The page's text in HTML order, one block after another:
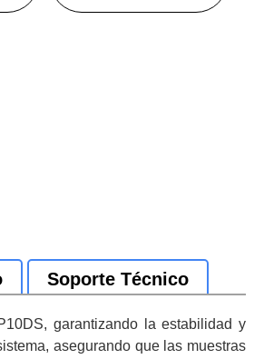
Soporte Técnico
garantizando la estabilidad y
asegurando que las muestras